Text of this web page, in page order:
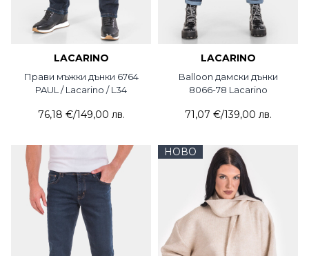
LACARINO
Прави мъжки дънки 6764
PAUL / Lacarino / L34
76,18 €/149,00 лв.
LACARINO
Balloon дамски дънки
8066-78 Lacarino
71,07 €/139,00 лв.
НОВО